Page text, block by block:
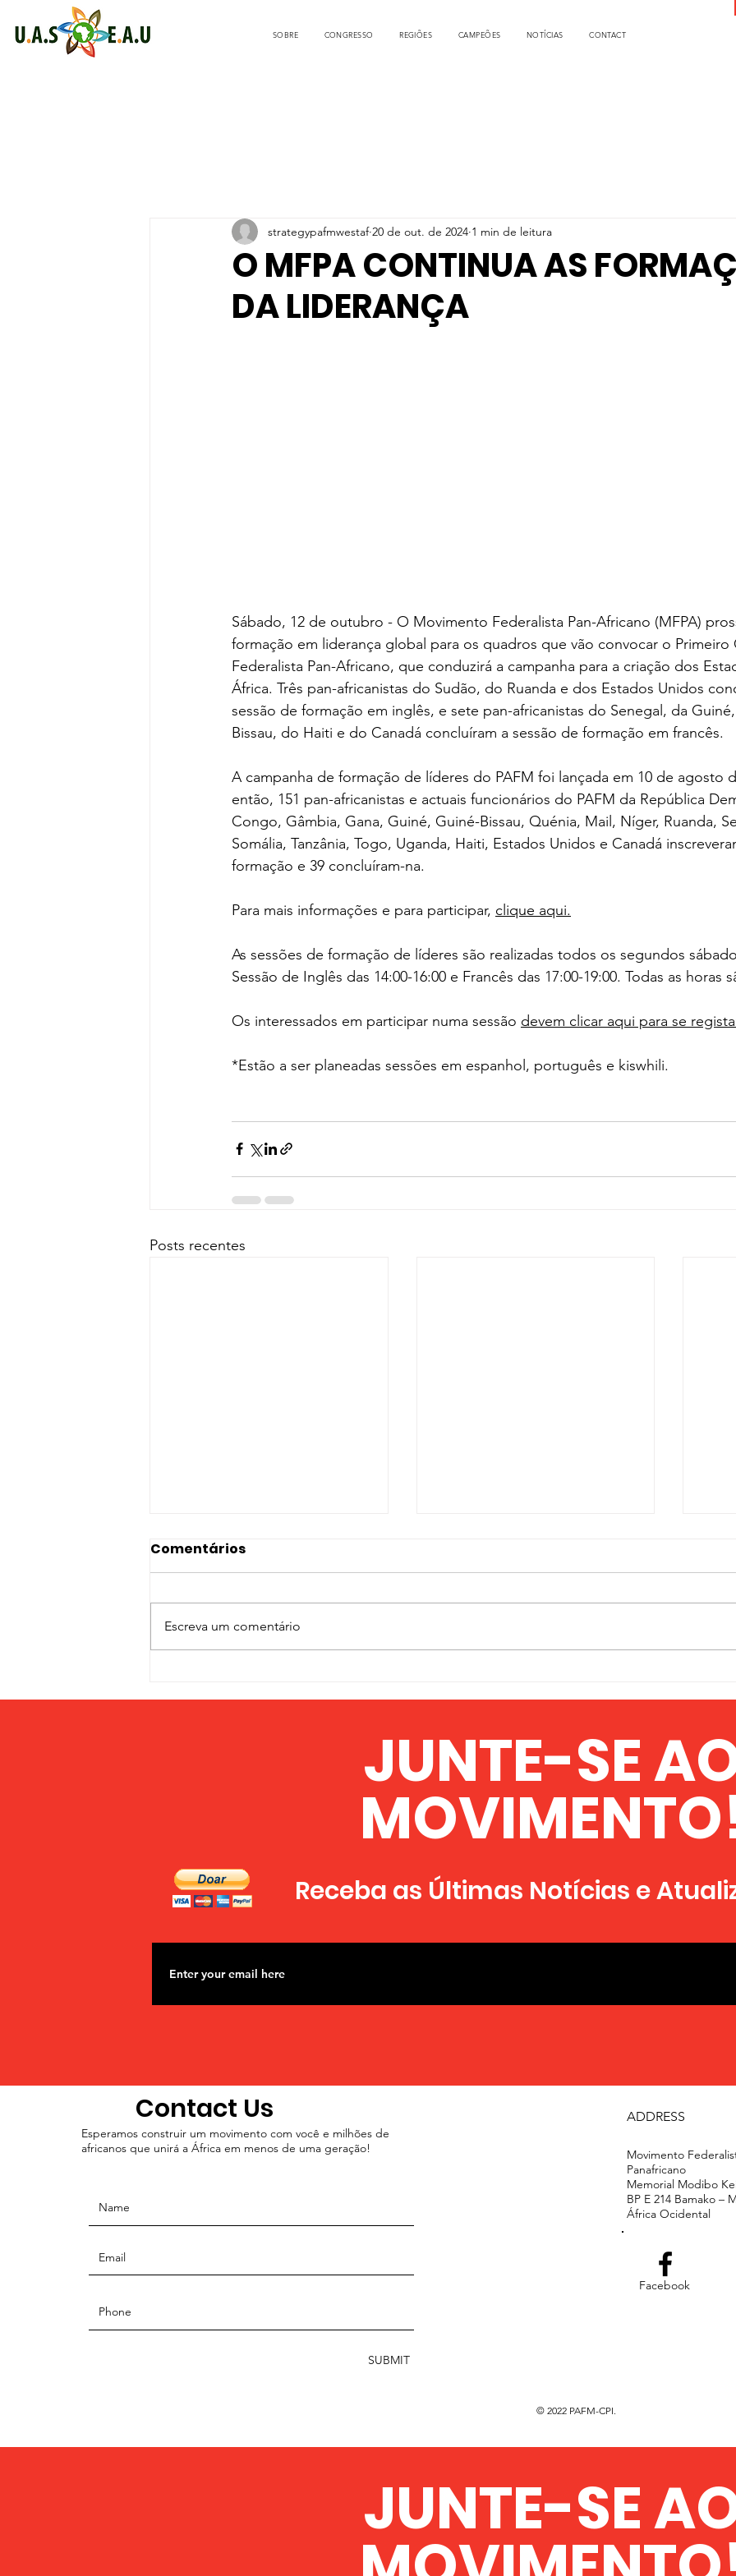
SOBRE CONGRESSO REGIÕES CAMPEÕES NOTÍCIAS CONTACT
O MFPA CONTINUA AS
DA LIDERANÇA
strategypafmwestaf 20 de out. de 2024 1 min de leitura
Sábado, 12 de outubro - O Movimento Federalista Pan-Africano (MFPA)
formação em liderança global para os quadros que vão convocar o Primeiro
Federalista Pan-Africano, que conduzirá a campanha para a criação dos
África. Três pan-africanistas do Sudão, do Ruanda e dos Estados Unidos
sessão de formação em inglês, e sete pan-africanistas do Senegal, da
Bissau, do Haiti e do Canadá concluíram a sessão de formação em francês.
A campanha de formação de líderes do PAFM foi lançada em 10 de agosto
então, 151 pan-africanistas e actuais funcionários do PAFM da República
Congo, Gâmbia, Gana, Guiné, Guiné-Bissau, Quénia, Mail, Níger, Ruanda,
Somália, Tanzânia, Togo, Uganda, Haiti, Estados Unidos e Canadá
formação e 39 concluíram-na.
Para mais informações e para participar, clique aqui.
As sessões de formação de líderes são realizadas todos os segundos
Sessão de Inglês das 14:00-16:00 e Francês das 17:00-19:00. Todas as horas
Os interessados em participar numa sessão devem clicar aqui para se
*Estão a ser planeadas sessões em espanhol, português e kiswhili.
Posts recentes
NDONGO FAYE NA PAN
para a campanha do
Congresso Federalista
Pan-Africano
DO
Comentários
Escreva um comentário
JUNTE-SE
Receba as Últimas Notícias e
Contact Us
Esperamos construir um movimento com você e milhões de
africanos que unirá a África em menos de uma geração!
SUBMIT
ADDRESS
Movimento
Panafricano
Memorial Modibo
BP E 214 Bamako –
África Ocidental
Facebook
© 2022 PAFM-CPI.
JUNTE-SE